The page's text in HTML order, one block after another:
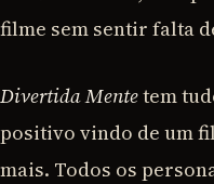
filme sem sentir falta
Divertida Mentetem
positivo vindo de um
mais. Todos os